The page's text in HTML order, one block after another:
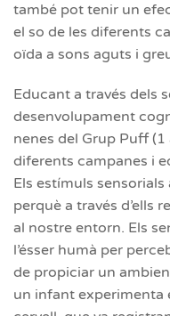
també pot tenir un
el so de les diferents
oïda a sons aguts i
Educant a través dels
desenvolupament
nenes del Grup Puff
diferents campanes i
Els estímuls
perquè a través d’ells
al nostre entorn. Els
l’ésser humà per
de propiciar un
un infant experimenta